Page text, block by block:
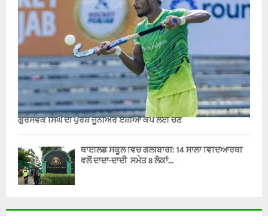
ਗੁਰਸੇਵਕ ਸਿੰਘ ਦੀ ਪੁਰਸ਼ ਜੂਨੀਅਰ ਏਸ਼ੀਆ ਕੱਪ ਲਈ ਚੋਣ
ਥਾਈਲੈਂਡ ਸਕੂਲ ਵਿੱਚ ਗੋਲੀਬਾਰੀ: 14 ਸਾਲਾ ਵਿਦਿਆਰਥੀ
ਵਲੋਂ ਦਾਦਾ-ਦਾਦੀ ਸਮੇਤ 8 ਲੋਕਾਂ...